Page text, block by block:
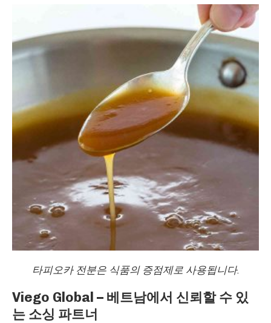
타피오카 전분은 식품의 증점제로 사용됩니다.
Viego Global – 베트남에서 신뢰할 수 있
는 소싱 파트너